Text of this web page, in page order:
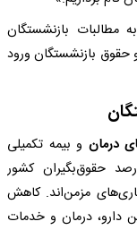
بازنشستگان
بازنشستگان ورود
درمان و بیمه تکمیلی
است. به گفته فعالان، بیش از ۷۵ درصد حقوق‌بگیران کشور
مزمن‌اند. کاهش
دارو، درمان و خدمات